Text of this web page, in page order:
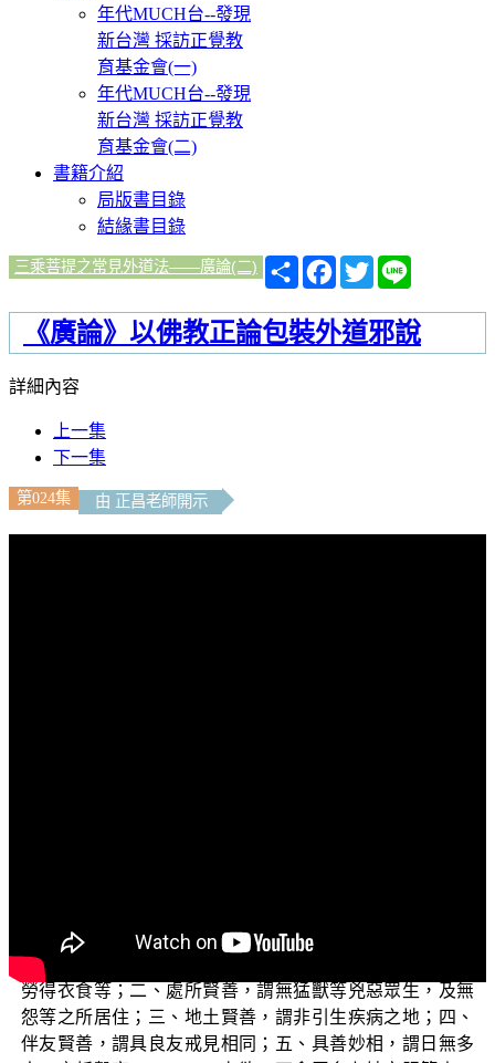
年代MUCH台--發現
新台灣 採訪正覺教
育基金會(一)
年代MUCH台--發現
新台灣 採訪正覺教
育基金會(二)
書籍介紹
局版書目錄
結緣書目錄
三乘菩提之常見外道法——廣論(二)
分
享
Facebook
Twitter
《廣論》以佛教正論包裝外道邪說
詳細內容
上一集
下一集
第024集 由 正昌老師開示
【諸瑜伽師先集資糧，即是速易成止之因。其中有六，
一、住隨順處。住具五德之處：一、易於獲得，謂無大劬
勞得衣食等；二、處所賢善，謂無猛獸等兇惡眾生，及無
怨等之所居住；三、地土賢善，謂非引生疾病之地；四、
伴友賢善，謂具良友戒見相同；五、具善妙相，謂日無多